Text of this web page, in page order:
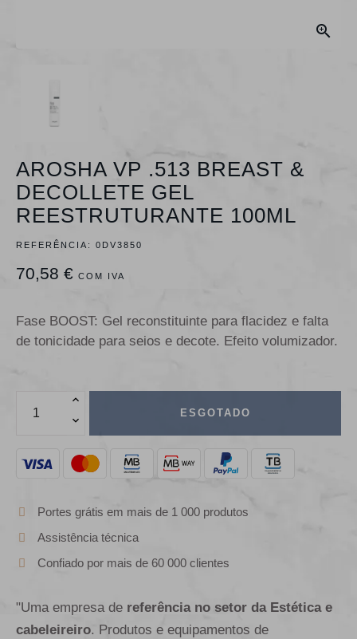

AROSHA VP .513 BREAST &
DECOLLETE GEL
REESTRUTURANTE 100ML
REFERÊNCIA: 0DV3850
70,58 € COM IVA
Fase BOOST: Gel reconstituinte para flacidez e falta
de tonicidade para seios e decote. Efeito volumizador.
ESGOTADO
Portes grátis em mais de 1 000 produtos
Assistência técnica
Confiado por mais de 60 000 clientes
"Uma empresa de referência no setor da Estética e
cabeleireiro. Produtos e equipamentos de